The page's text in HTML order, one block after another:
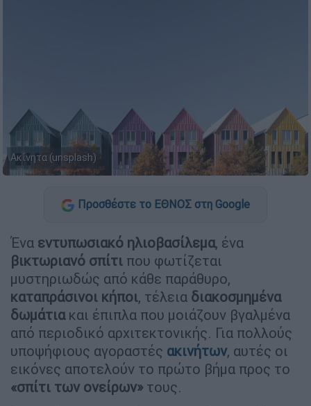
Ακίνητα (unsplash)
Προσθέστε το ΕΘΝΟΣ στη Google
Ένα εντυπωσιακό ηλιοβασίλεμα, ένα
βικτωριανό σπίτι που φωτίζεται
μυστηριωδώς από κάθε παράθυρο,
καταπράσινοι κήποι, τέλεια διακοσμημένα
δωμάτιακαι έπιπλα που μοιάζουν βγαλμένα
από περιοδικό αρχιτεκτονικής. Για πολλούς
υποψήφιους αγοραστές ακινήτων, αυτές οι
εικόνες αποτελούν το πρώτο βήμα προς το
«σπίτι των ονείρων» τους.